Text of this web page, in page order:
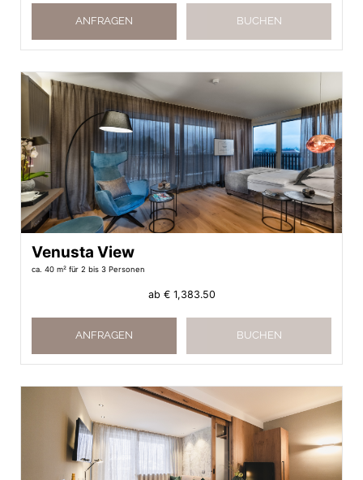
ANFRAGEN BUCHEN
Venusta View
ca. 40 m² für 2 bis 3 Personen
ab € 1,383.50
ANFRAGEN BUCHEN